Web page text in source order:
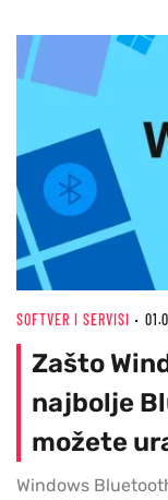
SOFTVER I SERVISI
Zašto
najbolje
možete
Windows